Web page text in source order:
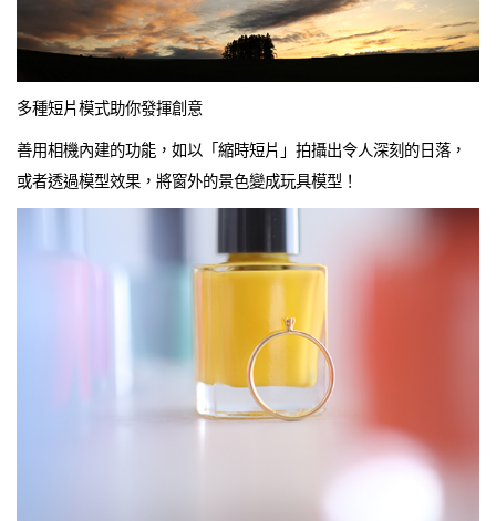
多種短片模式助你發揮創意
善用相機內建的功能，如以「縮時短片」拍攝出令人深刻的日落，
或者透過模型效果，將窗外的景色變成玩具模型！